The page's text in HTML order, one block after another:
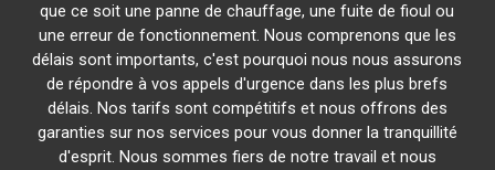
que ce soit une panne de chauffage, une fuite de fioul ou
une erreur de fonctionnement. Nous comprenons que les
délais sont importants, c'est pourquoi nous nous assurons
de répondre à vos appels d'urgence dans les plus brefs
délais. Nos tarifs sont compétitifs et nous offrons des
garanties sur nos services pour vous donner la tranquillité
d'esprit. Nous sommes fiers de notre travail et nous